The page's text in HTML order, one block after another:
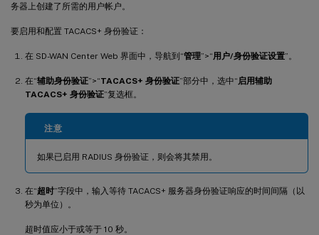
务器上创建了所需的用户帐户。
要启用和配置 TACACS+ 身份验证：
在 SD-WAN Center Web 界面中，导航到“管理”>“用户/身份验证设置”。
在“辅助身份验证”>“TACACS+ 身份验证”部分中，选中“ 启用辅助
TACACS+ 身份验证”复选框。
注意
如果已启用 RADIUS 身份验证，则会将其禁用。
在“超时”字段中，输入等待 TACACS+ 服务器身份验证响应的时间间隔（以
秒为单位）。
超时值应小于或等于 10 秒。